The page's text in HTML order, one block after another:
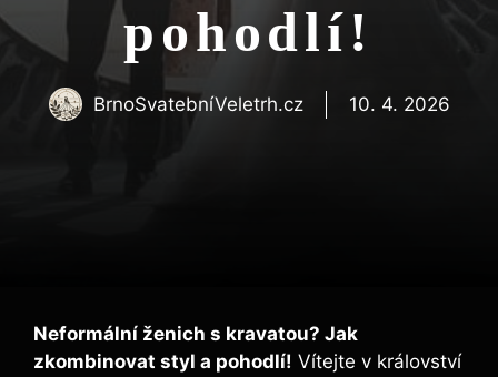
pohodlí!
BrnoSvatebníVeletrh.cz 10. 4. 2026
Neformální ženich s kravatou? Jak
zkombinovat styl a pohodlí! Vítejte v království